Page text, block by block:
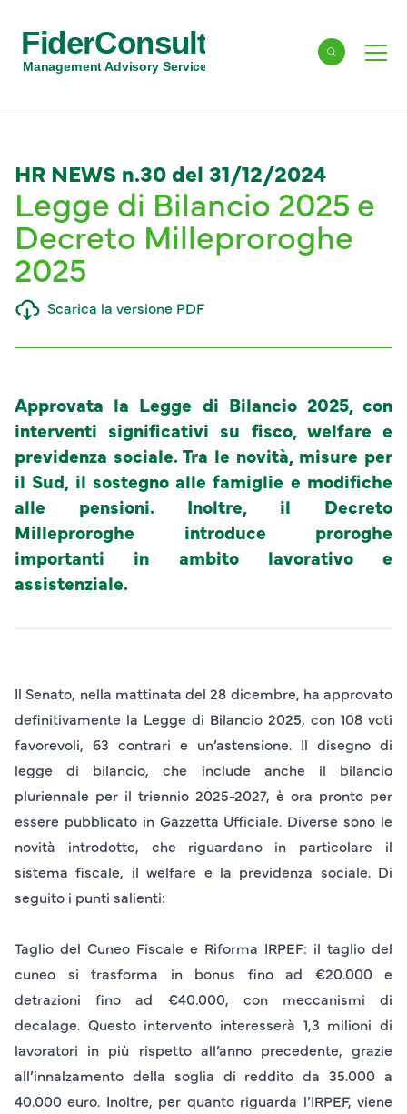
FiderConsult
Management Advisory Services Cerca
HR NEWS n.30 del 31/12/2024
Legge di Bilancio 2025 e
Decreto Milleproroghe
2025
Scarica la versione PDF
Approvata la Legge di Bilancio 2025, con
interventi significativi su fisco, welfare e
previdenza sociale. Tra le novità, misure per
il Sud, il sostegno alle famiglie e modifiche
alle pensioni. Inoltre, il Decreto
Milleproroghe introduce proroghe
importanti in ambito lavorativo e
assistenziale.
Il Senato, nella mattinata del 28 dicembre, ha approvato
definitivamente la Legge di Bilancio 2025, con 108 voti
favorevoli, 63 contrari e un’astensione. Il disegno di
legge di bilancio, che include anche il bilancio
pluriennale per il triennio 2025-2027, è ora pronto per
essere pubblicato in Gazzetta Ufficiale. Diverse sono le
novità introdotte, che riguardano in particolare il
sistema fiscale, il welfare e la previdenza sociale. Di
seguito i punti salienti:
Taglio del Cuneo Fiscale e Riforma IRPEF: il taglio del
cuneo si trasforma in bonus fino ad €20.000 e
detrazioni fino ad €40.000, con meccanismi di
decalage. Questo intervento interesserà 1,3 milioni di
lavoratori in più rispetto all’anno precedente, grazie
all’innalzamento della soglia di reddito da 35.000 a
40.000 euro. Inoltre, per quanto riguarda l’IRPEF, viene